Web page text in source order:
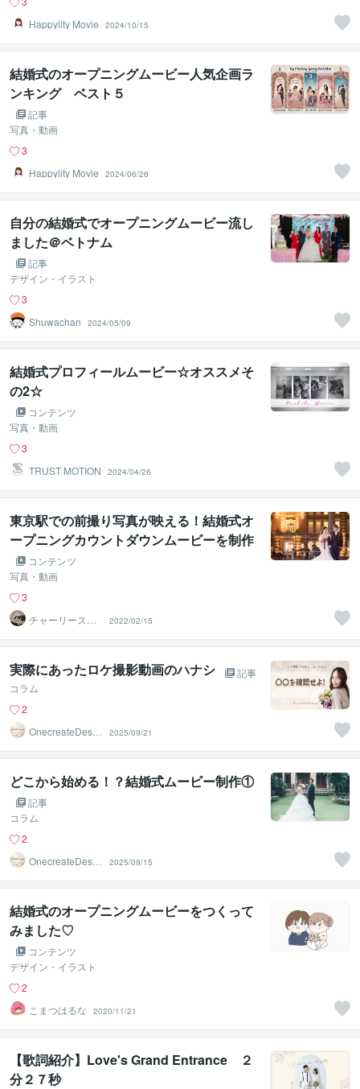
Happylity Movie
2024/10/15
結婚式のオープニングムービー人気企画ラ
ンキング ベスト５
記事
写真・動画
3
Happylity Movie
2024/06/26
自分の結婚式でオープニングムービー流し
ました＠ベトナム
記事
デザイン・イラスト
3
Shuwachan
2024/05/09
結婚式プロフィールムービー☆オススメそ
の2☆
コンテンツ
写真・動画
3
TRUST MOTION
2024/04/26
東京駅での前撮り写真が映える！結婚式オ
ープニングカウントダウンムービーを制作
させていただきました！
コンテンツ
写真・動画
3
チャーリースタ
ジオ
2022/02/15
実際にあったロケ撮影動画のハナシ
記事
コラム
2
OnecreateDesig
2025/09/21
どこから始める！？結婚式ムービー制作①
記事
コラム
2
OnecreateDesig
2025/09/15
結婚式のオープニングムービーをつくって
みました♡
コンテンツ
デザイン・イラスト
2
こまつはるな
2020/11/21
【歌詞紹介】Love's Grand Entrance ２
分２７秒